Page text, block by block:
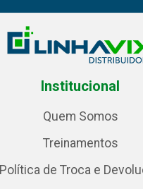
Institucional
Quem Somos
Treinamentos
Política de Troca e